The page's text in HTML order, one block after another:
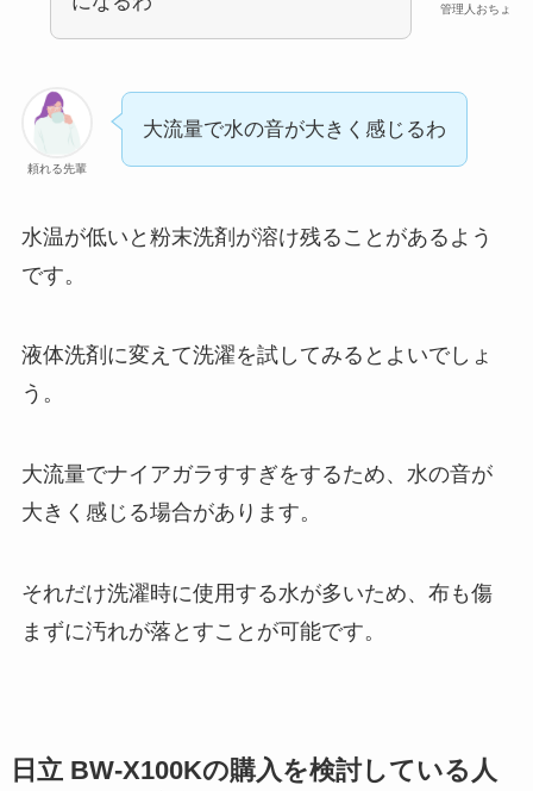
管理人おちょ
頼れる先輩
大流量で水の音が大きく感じるわ
水温が低いと粉末洗剤が溶け残ることがあるよう
です。
液体洗剤に変えて洗濯を試してみるとよいでしょ
う。
大流量でナイアガラすすぎをするため、水の音が
大きく感じる場合があります。
それだけ洗濯時に使用する水が多いため、布も傷
まずに汚れが落とすことが可能です。
日立 BW-X100Kの購入を検討している人